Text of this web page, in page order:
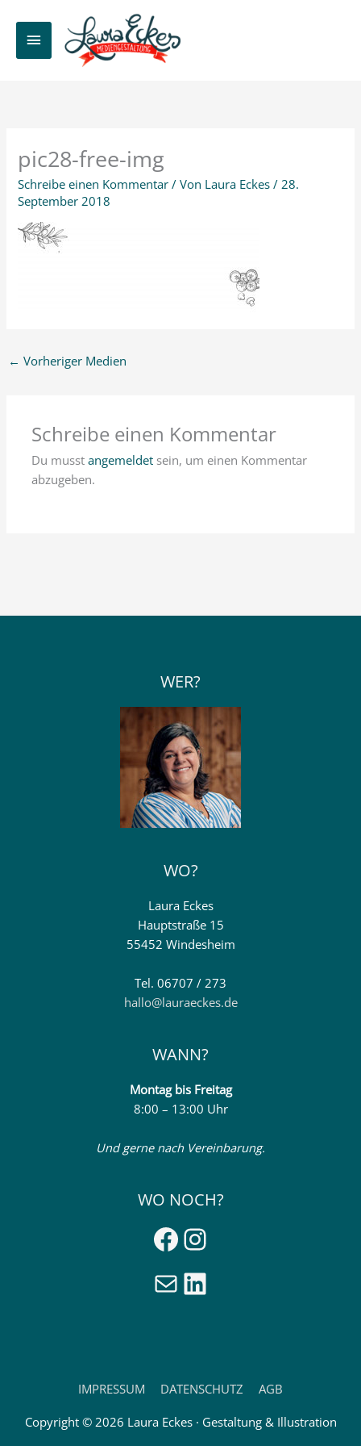
Inhalt
springenHAUPTMENÜ
pic28-free-img
Schreibe einen Kommentar / Von Laura Eckes/ 28.
September 2018
← Vorheriger Medien
Schreibe einen Kommentar
Du musstangemeldet sein, um einen Kommentar
abzugeben.
WER?
WO?
Laura Eckes
Hauptstraße 15
55452 Windesheim
Tel. 06707 / 273
hallo@lauraeckes.de
WANN?
Montagbis Freitag
8:00 – 13:00 Uhr
Und gerne nach Vereinbarung.
WO NOCH?
Facebook
Instagram
E-MailLinkedIn
IMPRESSUM DATENSCHUTZ AGB
Copyright © 2026 Laura Eckes · Gestaltung & Illustration